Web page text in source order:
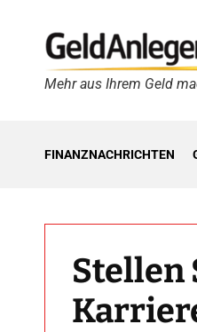
G
e
Mehr aus Ihrem Geld
FINANZNACHRICHTEN
Stellen